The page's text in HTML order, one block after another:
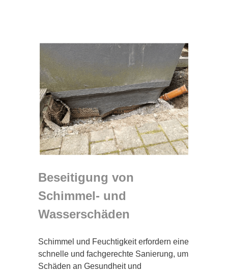
Beseitigung von
Schimmel- und
Wasserschäden
Schimmel und Feuchtigkeit erfordern eine
schnelle und fachgerechte Sanierung, um
Schäden an Gesundheit und